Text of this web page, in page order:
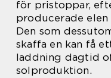
för pristoppar,
producerade
Den som
skaffa en kan få
laddning dagtid
solproduktion.